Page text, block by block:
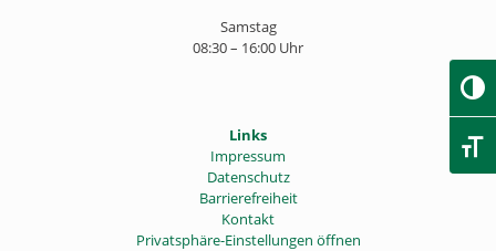
Samstag
08:30 – 16:00 Uhr
Links
Impressum
Datenschutz
Barrierefreiheit
Kontakt
Privatsphäre-Einstellungen öffnen